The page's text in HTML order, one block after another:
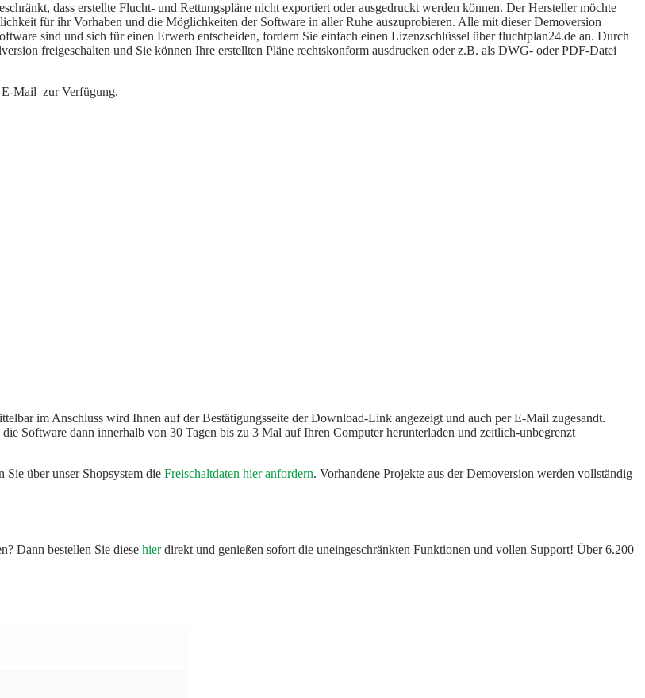
dass erstellte Flucht- und Rettungspläne nicht exportiert oder ausgedruckt werden können. Der Hersteller möchte
für ihr Vorhaben und die Möglichkeiten der Software in aller Ruhe auszuprobieren. Alle mit dieser Demoversion
sind und sich für einen Erwerb entscheiden, fordern Sie einfach einen Lizenzschlüssel über fluchtplan24.de an. Durch
freigeschalten und Sie können Ihre erstellten Pläne rechtskonform ausdrucken oder z.B. als DWG- oder PDF-Datei
E-Mail zur Verfügung.
im Anschluss wird Ihnen auf der Bestätigungsseite der Download-Link angezeigt und auch per E-Mail zugesandt.
Software dann innerhalb von 30 Tagen bis zu 3 Mal auf Ihren Computer herunterladen und zeitlich-unbegrenzt
über unser Shopsystem die Freischaltdaten hier anfordern. Vorhandene Projekte aus der Demoversion werden vollständig
Dann bestellen Sie diese hierdirekt und genießen sofort die uneingeschränkten Funktionen und vollen Support! Über 6.200